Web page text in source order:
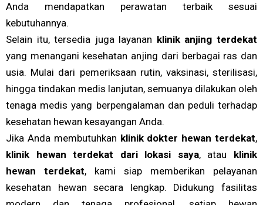
Anda mendapatkan perawatan terbaik sesuai
kebutuhannya.
Selain itu, tersedia juga layanan klinik anjing terdekat
yang menangani kesehatan anjing dari berbagai ras dan
usia. Mulai dari pemeriksaan rutin, vaksinasi, sterilisasi,
hingga tindakan medis lanjutan, semuanya dilakukan oleh
tenaga medis yang berpengalaman dan peduli terhadap
kesehatan hewan kesayangan Anda.
Jika Anda membutuhkan klinik dokter hewan terdekat,
klinik hewan terdekat dari lokasi saya, atau klinik
hewan terdekat, kami siap memberikan pelayanan
kesehatan hewan secara lengkap. Didukung fasilitas